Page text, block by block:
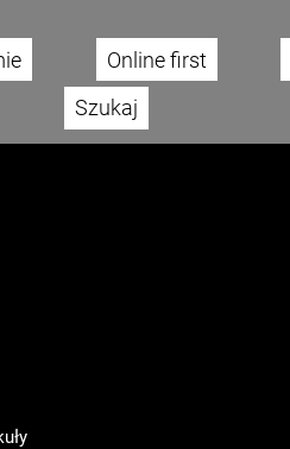
Online first
Szukaj